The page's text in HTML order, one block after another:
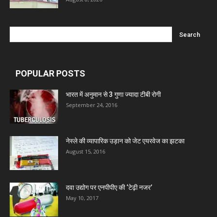
Leeford Healthcare Ltd
Admac Group Companies
Deep Shree Pharmaceuticals
Zumentes Healthcare
Digital Vision
POPULAR POSTS
भारत में अनुमान से 3 गुणा ज्यादा टीबी रोगी
September 24, 2016
नेस्ले की व्यापारिक उड़ान को जेट एयरवेज का झटका
August 15, 2016
दवा उद्योग पर एनपीपीए की ‘टेढ़ी नजर’
May 10, 2017